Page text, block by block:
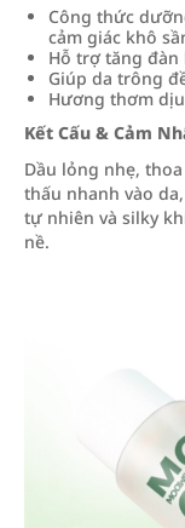
Công thức
cảm giác khô
Hỗ trợ tăng đàn
Giúp da trông
Hương thơm
Kết Cấu & Cảm
Dầu lỏng nhẹ,
thấu nhanh vào
tự nhiên và silky
nề.